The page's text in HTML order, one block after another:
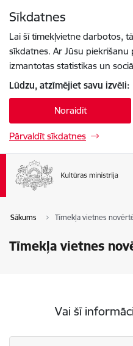
Sīkdatnes
Lai šī tīmekļvietne darbotos,
sīkdatnes. Ar Jūsu
izmantotas statistikas un
Lūdzu, atzīmējiet savu izvēli:
Noraidīt
Pārvaldīt sīkdatnes
Sākums Tīmekļa vietnes
Tīmekļa vietnes
Vai šī